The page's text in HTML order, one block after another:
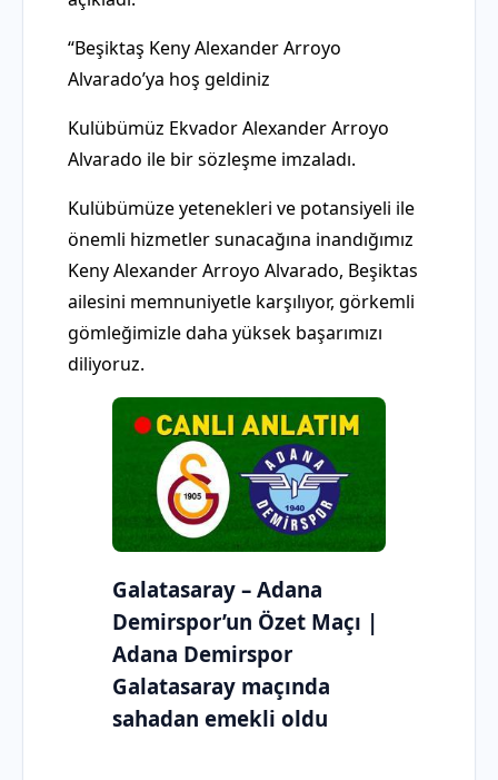
“Beşiktaş Keny Alexander Arroyo
Alvarado’ya hoş geldiniz
Kulübümüz Ekvador Alexander Arroyo
Alvarado ile bir sözleşme imzaladı.
Kulübümüze yetenekleri ve potansiyeli ile
önemli hizmetler sunacağına inandığımız
Keny Alexander Arroyo Alvarado, Beşiktas
ailesini memnuniyetle karşılıyor, görkemli
gömleğimizle daha yüksek başarımızı
diliyoruz.
Galatasaray – Adana
Demirspor’un Özet Maçı |
Adana Demirspor
Galatasaray maçında
sahadan emekli oldu